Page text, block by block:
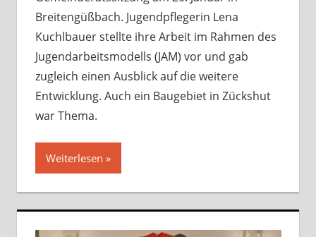
Breitengüßbach. Jugendpflegerin Lena
Kuchlbauer stellte ihre Arbeit im Rahmen des
Jugendarbeitsmodells (JAM) vor und gab
zugleich einen Ausblick auf die weitere
Entwicklung. Auch ein Baugebiet in Zückshut
war Thema.
Weiterlesen